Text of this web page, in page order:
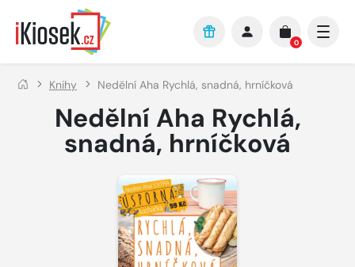
Přejít na hlavní obsah
0
Knihy Nedělní Aha Rychlá, snadná, hrníčková
Nedělní Aha Rychlá,
snadná, hrníčková